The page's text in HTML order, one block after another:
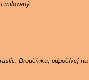
milovaný..
Broučínku, odpočívej